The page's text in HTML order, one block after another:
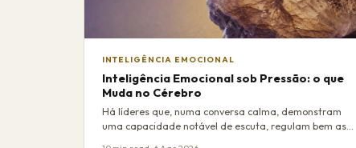
INTELIGÊNCIA EMOCIONAL
Inteligência Emocional sob Pressão: o que
Muda no Cérebro
Há líderes que, numa conversa calma, demonstram
uma capacidade notável de escuta, regulam bem as